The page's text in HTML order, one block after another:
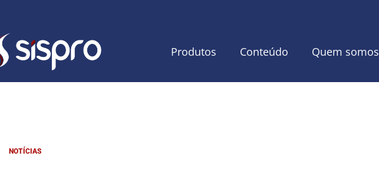
Produtos Conteúdo Quem somos
NOTÍCIAS